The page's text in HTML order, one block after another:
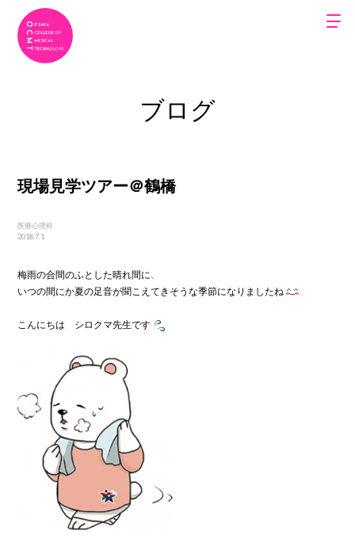
ブログ
現場見学ツアー＠鶴橋
医療心理科
2018.7.1
梅雨の合間のふとした晴れ間に、
いつの間にか夏の足音が聞こえてきそうな季節になりましたね
こんにちは　シロクマ先生です